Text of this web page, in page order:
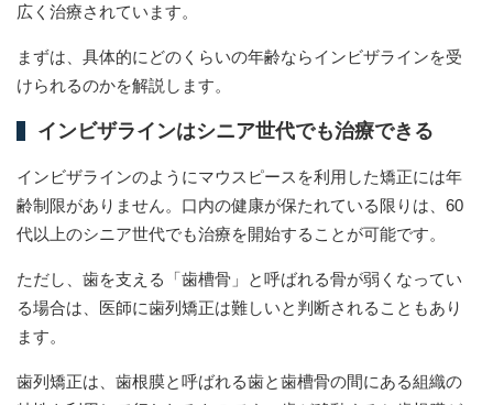
広く治療されています。
まずは、具体的にどのくらいの年齢ならインビザラインを受
けられるのかを解説します。
インビザラインはシニア世代でも治療できる
インビザラインのようにマウスピースを利用した矯正には年
齢制限がありません。口内の健康が保たれている限りは、60
代以上のシニア世代でも治療を開始することが可能です。
ただし、歯を支える「歯槽骨」と呼ばれる骨が弱くなってい
る場合は、医師に歯列矯正は難しいと判断されることもあり
ます。
歯列矯正は、歯根膜と呼ばれる歯と歯槽骨の間にある組織の